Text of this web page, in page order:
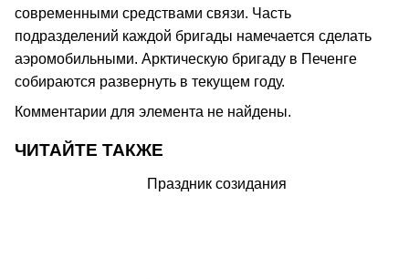
современными средствами связи. Часть
подразделений каждой бригады намечается сделать
аэромобильными. Арктическую бригаду в Печенге
собираются развернуть в текущем году.
Комментарии для элемента не найдены.
ЧИТАЙТЕ ТАКЖЕ
Праздник созидания